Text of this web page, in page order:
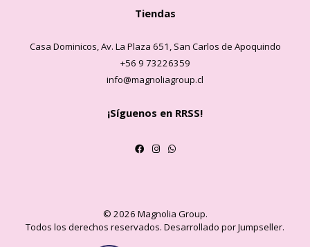
Tiendas
Casa Dominicos, Av. La Plaza 651, San Carlos de Apoquindo
+56 9 73226359
info@magnoliagroup.cl
¡Síguenos en RRSS!
© 2026 Magnolia Group.
Todos los derechos reservados. Desarrollado por Jumpseller.